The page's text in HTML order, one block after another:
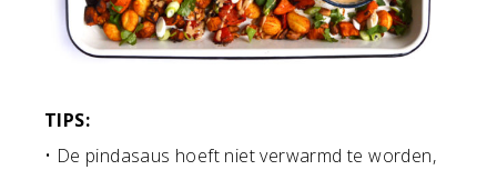
TIPS:
• De pindasaus hoeft niet verwarmd te worden,